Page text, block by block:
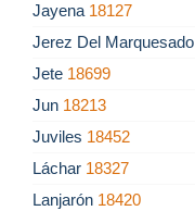
Jayena 18127
Jerez Del Marquesado
Jete 18699
Jun 18213
Juviles 18452
Láchar 18327
Lanjarón 18420